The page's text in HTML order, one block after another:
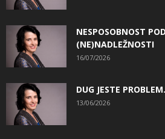
NESPOSOBNOST
(NE)NADLEŽNOSTI
16/07/2026
DUG JESTE
13/06/2026